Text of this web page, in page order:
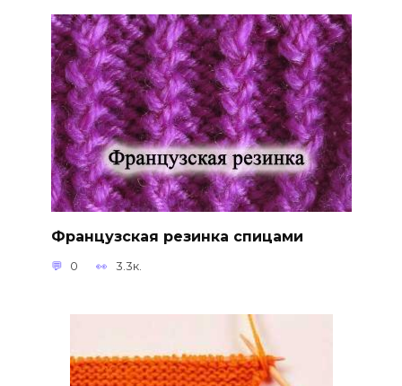
Французская резинка спицами
0 3.3к.